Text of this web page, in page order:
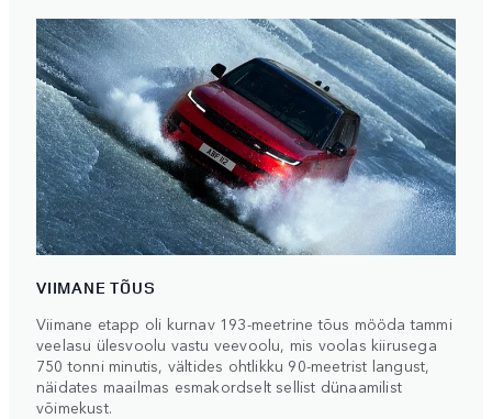
VIIMANE TÕUS
Viimane etapp oli kurnav 193-meetrine tõus mööda tammi
veelasu ülesvoolu vastu veevoolu, mis voolas kiirusega
750 tonni minutis, vältides ohtlikku 90-meetrist langust,
näidates maailmas esmakordselt sellist dünaamilist
võimekust.